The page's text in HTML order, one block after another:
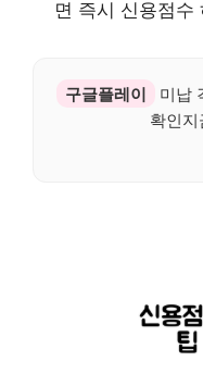
면 즉시 신용점수
구글플레이
미납
확인